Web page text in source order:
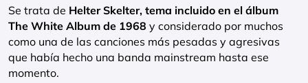
Se trata de Helter Skelter, tema incluido en el álbum
The White Album de 1968 y considerado por muchos
como una de las canciones más pesadas y agresivas
que había hecho una banda mainstream hasta ese
momento.